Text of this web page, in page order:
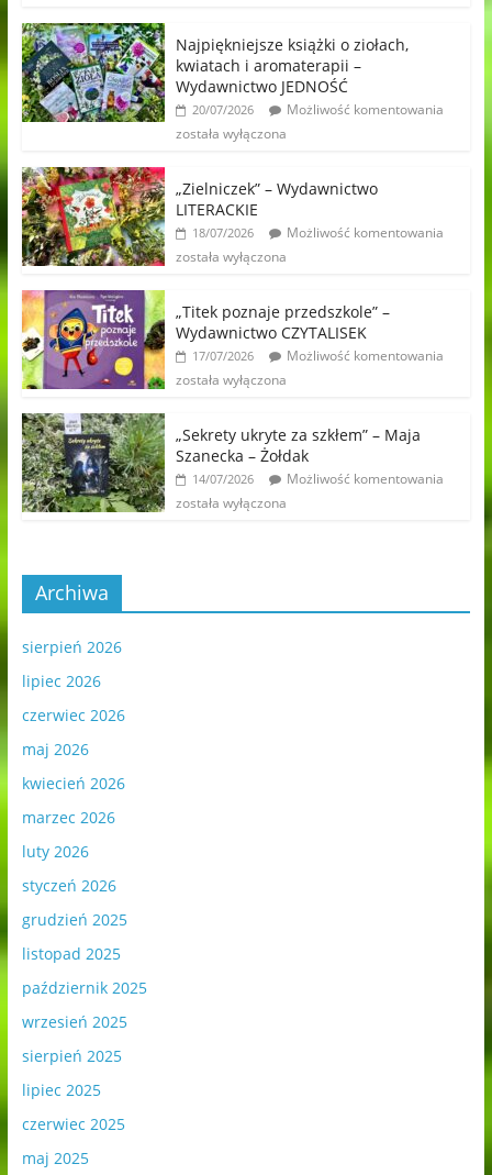
Najpiękniejsze książki o ziołach,
kwiatach i aromaterapii –
Wydawnictwo JEDNOŚĆ
20/07/2026
Możliwość komentowania
została wyłączona
„Zielniczek” – Wydawnictwo
LITERACKIE
18/07/2026
Możliwość komentowania
została wyłączona
„Titek poznaje przedszkole” –
Wydawnictwo CZYTALISEK
17/07/2026
Możliwość komentowania
została wyłączona
„Sekrety ukryte za szkłem” – Maja
Szanecka – Żołdak
14/07/2026
Możliwość komentowania
została wyłączona
Archiwa
sierpień 2026
lipiec 2026
czerwiec 2026
maj 2026
kwiecień 2026
marzec 2026
luty 2026
styczeń 2026
grudzień 2025
listopad 2025
październik 2025
wrzesień 2025
sierpień 2025
lipiec 2025
czerwiec 2025
maj 2025